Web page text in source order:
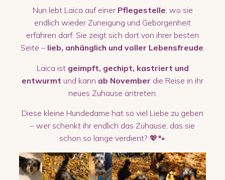
Nun lebt Laica auf einer Pflegestelle , wo sie
endlich wieder Zuneigung und Geborgenheit
erfahren darf. Sie zeigt sich dort von ihrer besten
Seite – lieb, anhänglich und voller Lebensfreude
Laica ist geimpft, gechipt, kastriert und
entwurmt und kann ab November die Reise in ihr
neues Zuhause antreten.
Diese kleine Hundedame hat so viel Liebe zu geben
– wer schenkt ihr endlich das Zuhause, das sie
schon so lange verdient? 💖🐾